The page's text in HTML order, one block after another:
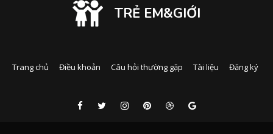
TRẺ EM&GIỚI
Trang chủ Điều khoản Câu hỏi thường gặp Tài liệu Đăng ký